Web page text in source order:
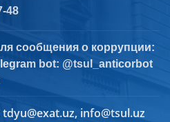
48
сообщения о коррупции:
bot: @tsul_anticorbot
tdyu@exat.uz, info@tsul.uz